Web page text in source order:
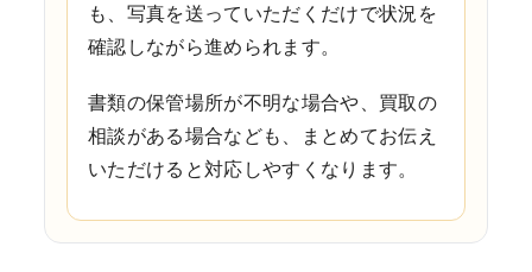
も、写真を送っていただくだけで状況を
確認しながら進められます。
書類の保管場所が不明な場合や、買取の
相談がある場合なども、まとめてお伝え
いただけると対応しやすくなります。